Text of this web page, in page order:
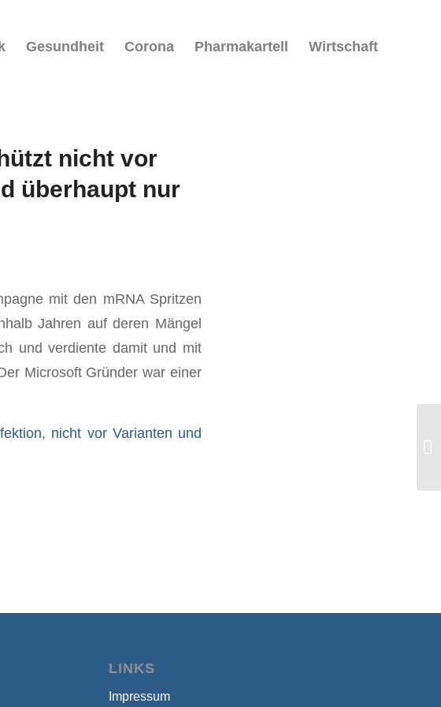
Gesundheit Corona Pharmakartell Wirtschaft
nicht vor
überhaupt nur
mit den mRNA Spritzen
Jahren auf deren Mängel
und verdiente damit und mit
Microsoft Gründer war einer
nicht vor Varianten und
LINKS
Impressum